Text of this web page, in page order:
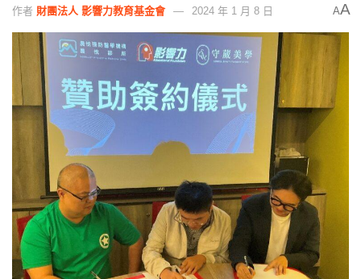
作者 財團法人 影響力教育基金會 2024 年 1 月 8 日 AA